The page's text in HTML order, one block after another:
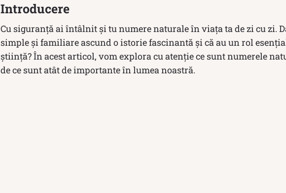
Introducere
Cu siguranță ai întâlnit și tu numere naturale în viața ta de zi cu zi.
simple și familiare ascund o istorie fascinantă și că au un rol
știință? În acest articol, vom explora cu atenție ce sunt numerele
de ce sunt atât de importante în lumea noastră.